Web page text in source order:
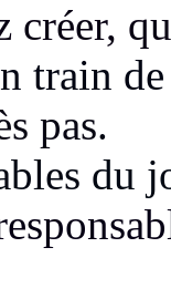
créer,
train
pas.
du